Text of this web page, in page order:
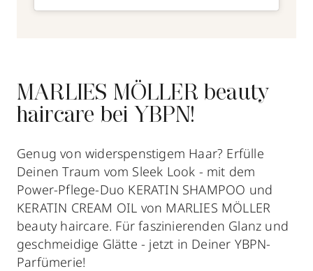
MARLIES MÖLLER beauty
haircare bei YBPN!
Genug von widerspenstigem Haar? Erfülle
Deinen Traum vom Sleek Look - mit dem
Power-Pflege-Duo KERATIN SHAMPOO und
KERATIN CREAM OIL von MARLIES MÖLLER
beauty haircare. Für faszinierenden Glanz und
geschmeidige Glätte - jetzt in Deiner YBPN-
Parfümerie!